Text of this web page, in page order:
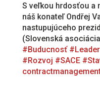
S veľkou hrdosťou a
náš konateľ Ondřej
nastupujúceho
(Slovenská
#Buducnosť
#Rozvoj #SACE